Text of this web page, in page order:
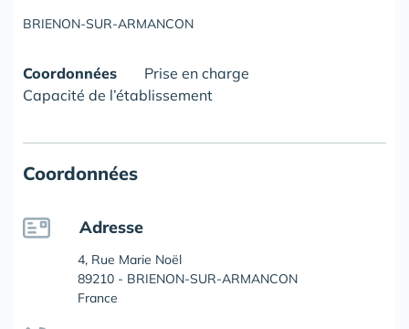
BRIENON-SUR-ARMANCON
Coordonnées
Prise en charge
Capacité de l’établissement
Coordonnées
Adresse
4, Rue Marie Noël
89210 - BRIENON-SUR-ARMANCON
France